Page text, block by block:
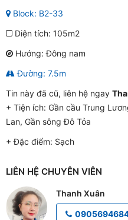
Block: B2-33
Diện tích: 105m2
Hướng: Đông nam
Đường: 7.5m
Tin này đã cũ, liên hệ ngay
+ Tiện ích: Gần cầu Trung
Lan, Gần sông Đô Tỏa
+ Đặc điểm: Sạch
LIÊN HỆ CHUYÊN VIÊN
Thanh Xuân